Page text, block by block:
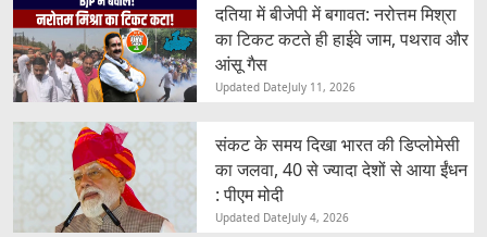
दतिया में बीजेपी में बगावत: नरोत्तम मिश्रा
का टिकट कटते ही हाईवे जाम, पथराव और
आंसू गैस
Updated DateJuly 11, 2026
संकट के समय दिखा भारत की डिप्लोमेसी
का जलवा, 40 से ज्यादा देशों से आया ईंधन
: पीएम मोदी
Updated DateJuly 4, 2026